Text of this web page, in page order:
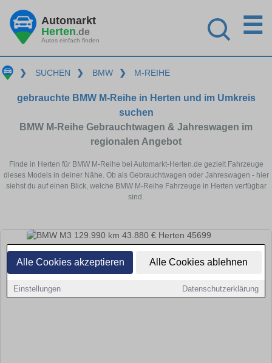
Alle Cookies akzeptieren Alle Cookies ablehnen
Einstellungen Datenschutzerklärung
Automarkt
Herten.de
Autos einfach finden
☰
❯ SUCHEN ❯ BMW ❯ M-REIHE
gebrauchte BMW M-Reihe in Herten und im Umkreis
suchen
BMW M-Reihe Gebrauchtwagen & Jahreswagen im
regionalen Angebot
Finde in Herten für BMW M-Reihe bei Automarkt-Herten.de gezielt Fahrzeuge
dieses Models in deiner Nähe. Ob als Gebrauchtwagen oder Jahreswagen - hier
siehst du auf einen Blick, welche BMW M-Reihe Fahrzeuge in Herten verfügbar
sind.